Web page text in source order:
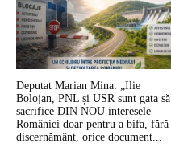
Deputat Marian Mina: „Ilie
Bolojan, PNL și USR sunt gata să
sacrifice DIN NOU interesele
României doar pentru a bifa, fără
discernământ, orice document...